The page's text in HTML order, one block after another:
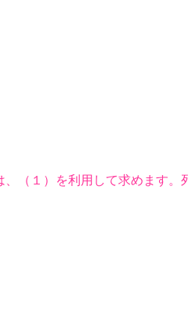
（１）を利用して求めます。